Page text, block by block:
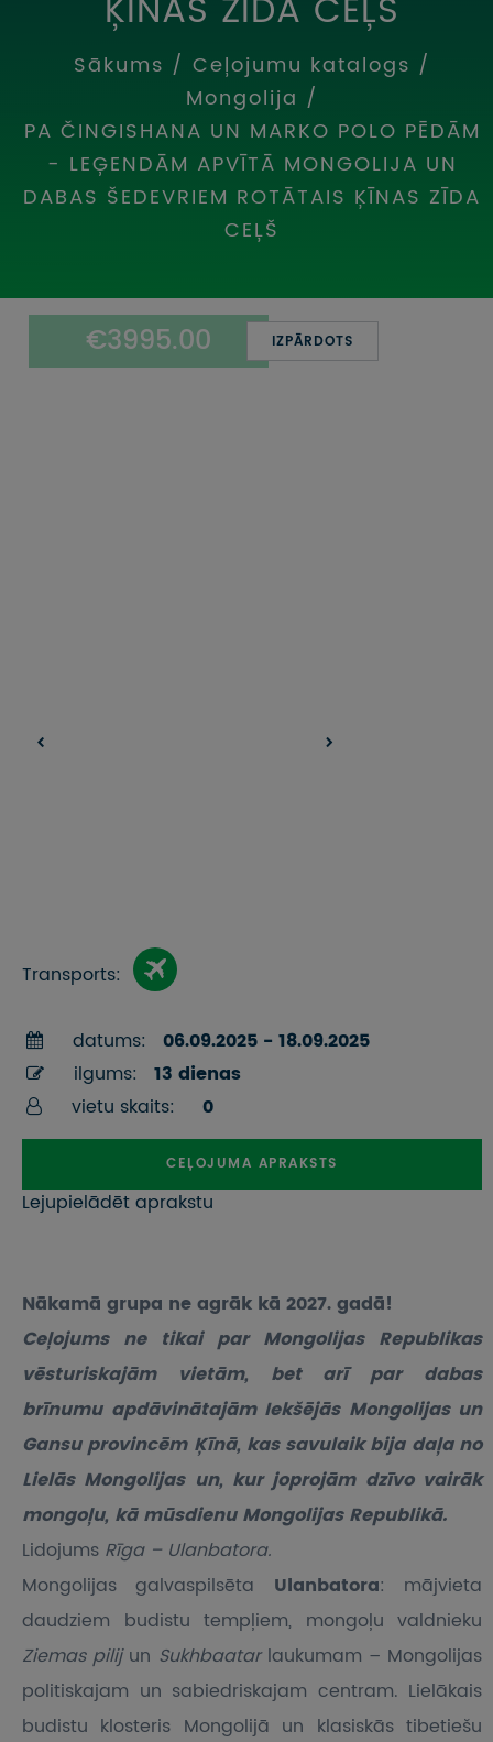
UZŅEMOŠAIS TŪRISMS
IMPRO KONKURSI
PIRMSLĪGUMA INFORMĀCIJA, KLIENTA LĪGUMS,
CEĻOJUMU APDROŠINĀŠANA
ATSAUKSMES PAR CEĻOJUMU
PIEMIŅAS ISTABA
IMPRO PRIVĀTUMA POLITIKA
Sākums / Ceļojumu katalogs /
Mongolija /
PA ČINGISHANA UN MARKO POLO PĒDĀM
- LEĢENDĀM APVĪTĀ MONGOLIJA UN
DABAS ŠEDEVRIEM ROTĀTAIS ĶĪNAS ZĪDA
CEĻŠ
€3995.00 IZPĀRDOTS
Transports:
datums:
06.09.2025 - 18.09.2025
ilgums:
13 dienas
vietu skaits:
0
CEĻOJUMA APRAKSTS
Lejupielādēt aprakstu
Nākamā grupa ne agrāk kā 2027. gadā!
Ceļojums ne tikai par Mongolijas Republikas
vēsturiskajām vietām, bet arī par dabas
brīnumu apdāvinātajām Iekšējās Mongolijas un
Gansu provincēm Ķīnā, kas savulaik bija daļa no
Lielās Mongolijas un, kur joprojām dzīvo vairāk
mongoļu, kā mūsdienu Mongolijas Republikā.
Lidojums Rīga – Ulanbatora.
Mongolijas galvaspilsēta Ulanbatora: mājvieta
daudziem budistu tempļiem, mongoļu valdnieku
Ziemas pilijun Sukhbaatarlaukumam – Mongolijas
politiskajam un sabiedriskajam centram. Lielākais
budistu klosteris Mongolijā un klasiskās tibetiešu